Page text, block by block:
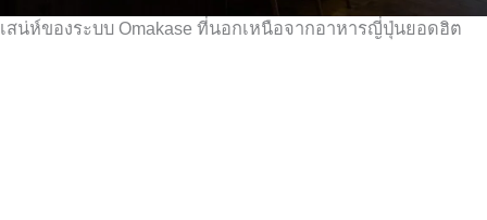
เสน่ห์ของระบบ Omakase ที่นอกเหนือจากอาหารญี่ปุ่นยอดฮิต